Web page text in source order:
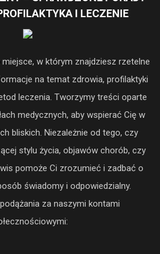
I LECZENIE
w którym znajdziesz rzetelne
na temat zdrowia, profilaktyki
leczenia. Tworzymy treści oparte
medycznych, aby wspierać Cię w
bliskich. Niezależnie od tego, czy
stylu życia, objawów chorób, czy
pomoże Ci zrozumieć i zadbać o
świadomy i odpowiedzialny.
za naszymi kontami